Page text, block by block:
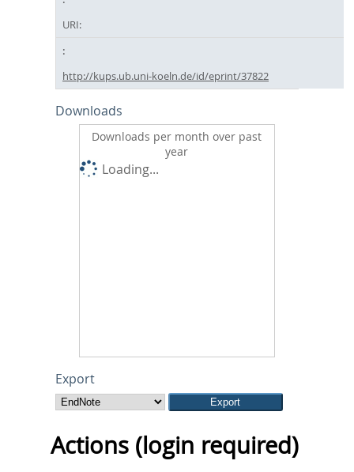
URI:
http://kups.ub.uni-koeln.de/id/eprint/37822
Downloads
Downloads per month over past
year
Loading...
Export
Actions (login required)